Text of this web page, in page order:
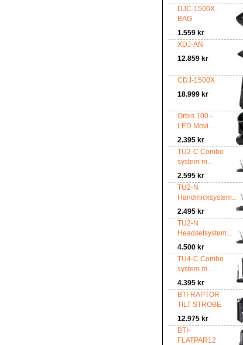
DJC-1500X
BAG
1.559 kr
XDJ-AN
12.859 kr
CDJ-1500X
18.999 kr
Orbis 100 -
LED Movi...
2.395 kr
TU2-C Combo
system m...
2.595 kr
TU2-N
Handmicksystem...
2.495 kr
TU2-N
Headsetsystem...
4.500 kr
TU4-C Combo
system m...
4.395 kr
BTI-RAPTOR
TILT STROBE
12.975 kr
BTI-
FLATPAR12